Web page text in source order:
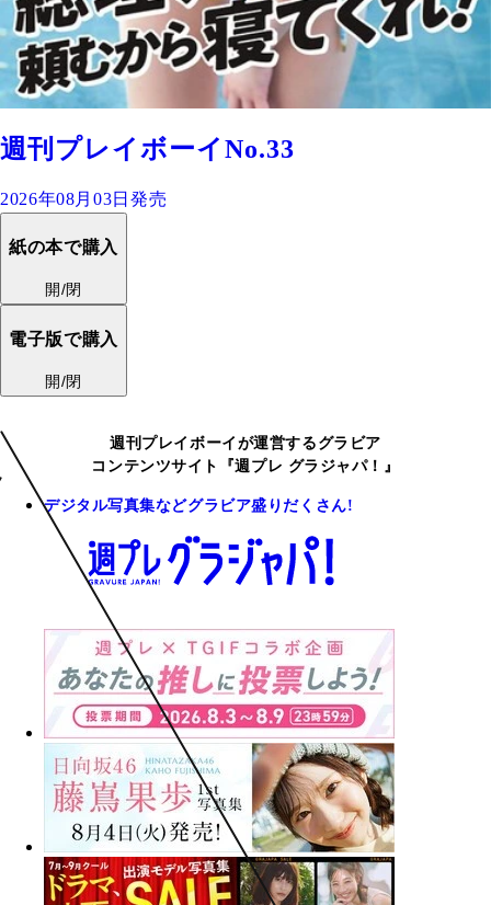
週刊プレイボーイNo.33
2026年08月03日発売
紙の本で購入
開/閉
電子版で購入
開/閉
週刊プレイボーイが運営するグラビア
コンテンツサイト『週プレ グラジャパ！』
デジタル写真集などグラビア盛りだくさん!